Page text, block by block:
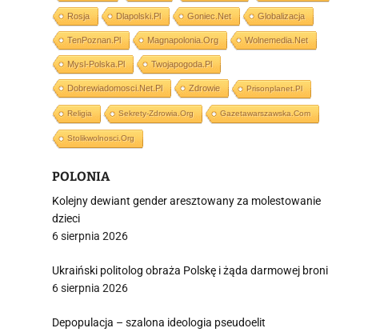
Rosja Dlapolski.pl Goniec.net Globalizacja
TenPoznan.pl Magnapolonia.org Wolnemedia.net
Mysl-Polska.pl Twojapogoda.pl
Dobrewiadomosci.net.pl Zdrowie Prisonplanet.pl
Religia Sekrety-Zdrowia.org Gazetawarszawska.com
Stolikwolnosci.org
POLONIA
Kolejny dewiant gender aresztowany za molestowanie
dzieci
6 sierpnia 2026
Ukraiński politolog obraża Polskę i żąda darmowej broni
6 sierpnia 2026
Depopulacja – szalona ideologia pseudoelit